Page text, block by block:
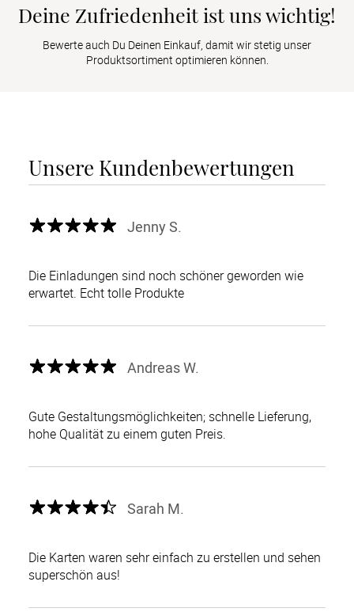
Deine Zufriedenheit ist uns wichtig!
Bewerte auch Du Deinen Einkauf, damit wir stetig unser
Produktsortiment optimieren können.
Unsere Kundenbewertungen
Jenny S.
Die Einladungen sind noch schöner geworden wie
erwartet. Echt tolle Produkte
Andreas W.
Gute Gestaltungsmöglichkeiten; schnelle Lieferung,
hohe Qualität zu einem guten Preis.
Sarah M.
Die Karten waren sehr einfach zu erstellen und sehen
superschön aus!